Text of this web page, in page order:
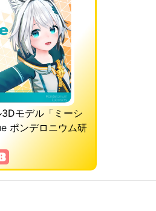
モデル「ミーシ
ポンデロニウム研